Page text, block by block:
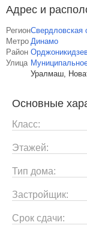
Адрес и
РегионСвердловская
Метро Динамо
Район
Улица
Уралмаш,
Основные
Класс:
Этажей:
Тип дома:
Застройщик:
Срок сдачи: